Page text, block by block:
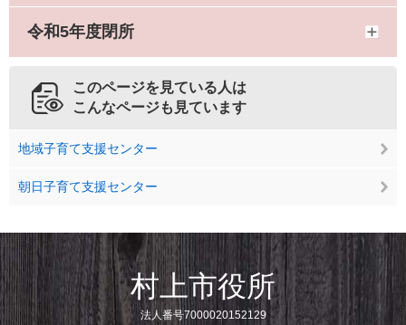
令和5年度閉所
このページを見ている人は
こんなページも見ています
地域子育て支援センター
朝日子育て支援センター
村上市役所
法人番号7000020152129